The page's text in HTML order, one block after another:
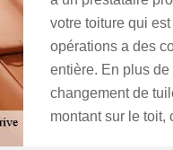
votre toiture qui
opérations a des
entière. En plus
changement de
montant sur le toit,